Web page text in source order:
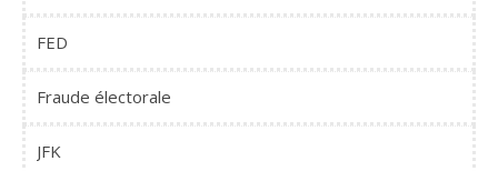
FED
Fraude électorale
JFK